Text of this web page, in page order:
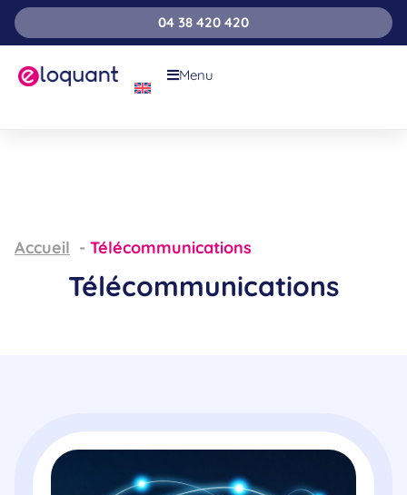
04 38 420 420
Menu
Accueil Télécommunications
Télécommunications